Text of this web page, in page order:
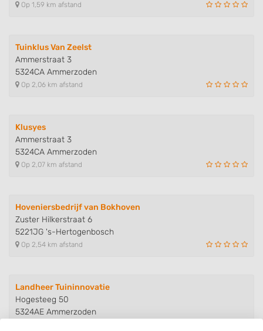
Op 1,59 km afstand
Tuinklus Van Zeelst
Ammerstraat 3
5324CA Ammerzoden
Op 2,06 km afstand
Klusyes
Ammerstraat 3
5324CA Ammerzoden
Op 2,07 km afstand
Hoveniersbedrijf van Bokhoven
Zuster Hilkerstraat 6
5221JG 's-Hertogenbosch
Op 2,54 km afstand
Landheer Tuininnovatie
Hogesteeg 50
5324AE Ammerzoden